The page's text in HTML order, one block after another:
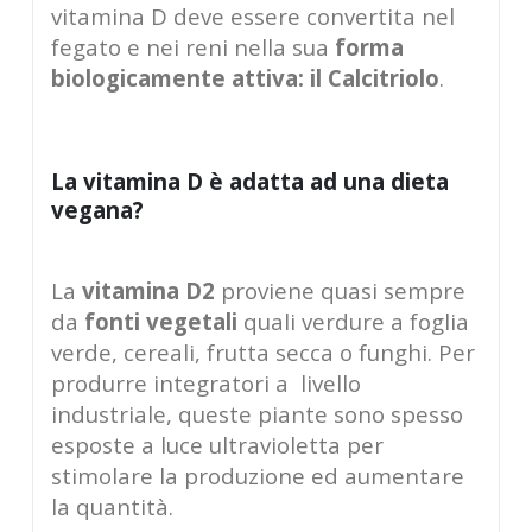
vitamina D deve essere convertita nel
fegato e nei reni nella sua forma
biologicamente attiva: il Calcitriolo.
La vitamina D è adatta ad una dieta
vegana?
La vitamina D2 proviene quasi sempre
da fonti vegetali quali verdure a foglia
verde, cereali, frutta secca o funghi. Per
produrre integratori a livello
industriale, queste piante sono spesso
esposte a luce ultravioletta per
stimolare la produzione ed aumentare
la quantità.